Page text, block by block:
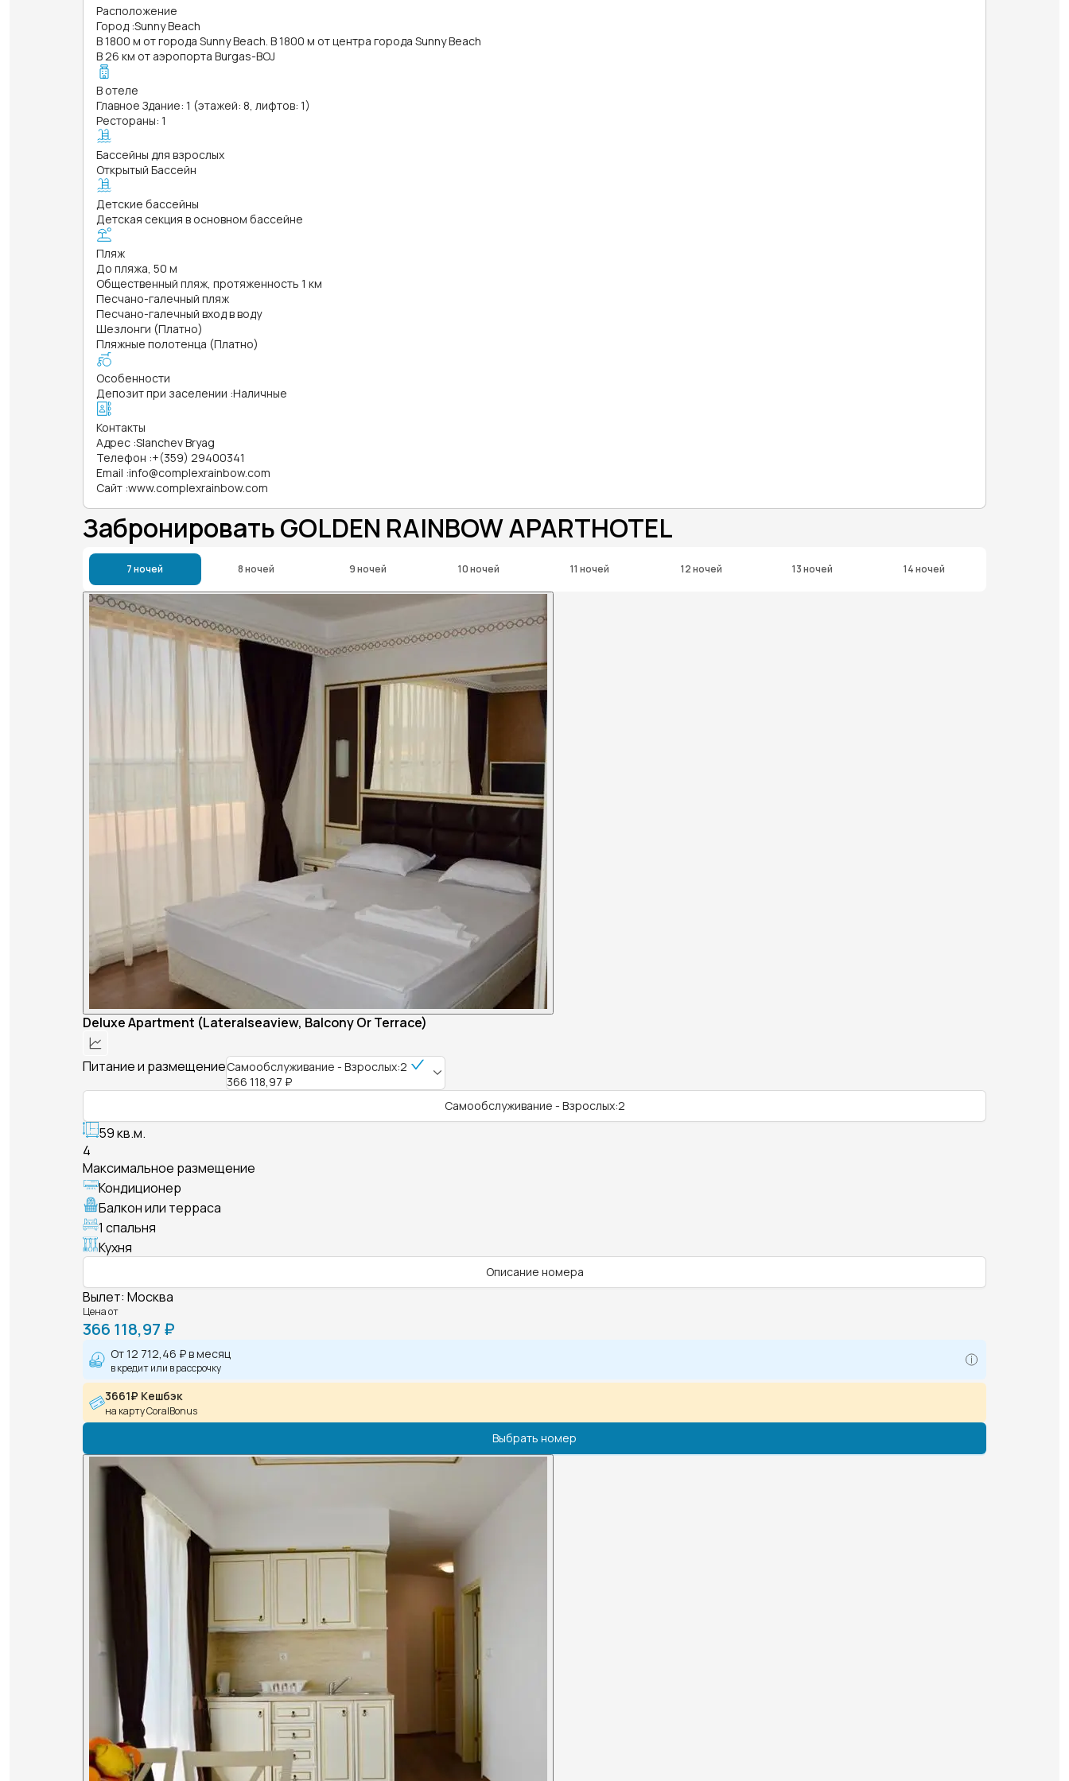
Расположение
Город :Sunny Beach
В 1800 м от города Sunny Beach. В 1800 м от центра города Sunny Beach
В 26 км от аэропорта Burgas-BOJ
В отеле
Главное Здание: 1 (этажей: 8, лифтов: 1)
Рестораны: 1
Бассейны для взрослых
Открытый Бассейн
Детские бассейны
Детская секция в основном бассейне
Пляж
До пляжа, 50 м
Общественный пляж, протяженность 1 км
Песчано-галечный пляж
Песчано-галечный вход в воду
Шезлонги (Платно)
Пляжные полотенца (Платно)
Особенности
Депозит при заселении :Наличные
Контакты
Адрес :Slanchev Bryag
Телефон :+(359) 29400341
Email :info@complexrainbow.com
Сайт :www.complexrainbow.com
Забронировать GOLDEN RAINBOW APARTHOTEL
7 ночей 8 ночей 9 ночей 10 ночей 11 ночей 12 ночей 13 ночей 14 ночей
Deluxe Apartment (Lateralseaview, Balcony Or Terrace)
Питание и размещениеСамообслуживание - Взрослых:2
366 118,97 ₽
Самообслуживание - Взрослых:2
59 кв.м.
4
Максимальное размещение
Кондиционер
Балкон или терраса
1 спальня
Кухня
Описание номера
Вылет: Москва
Цена от
366 118,97 ₽
От12 712,46 ₽в месяц
в кредит или в рассрочку
3661₽ Кешбэк
на карту CoralBonus
Выбрать номер